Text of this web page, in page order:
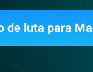
de luta para